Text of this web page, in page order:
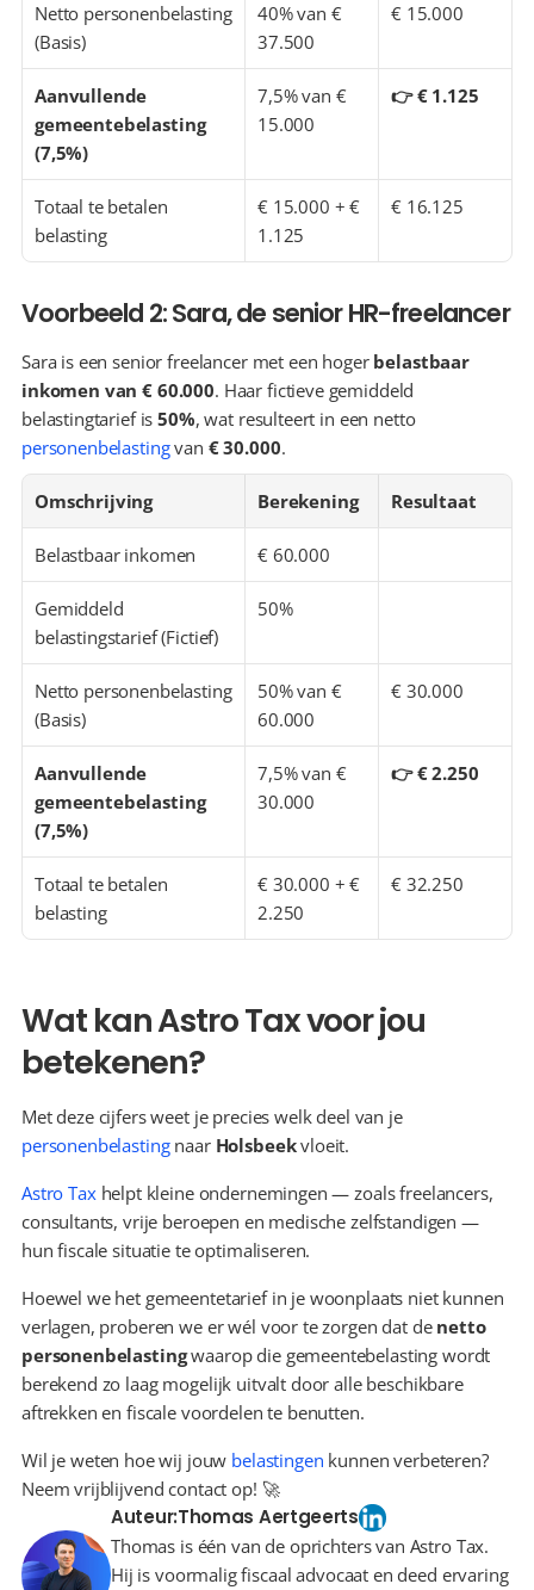
Netto personenbelasting
(Basis)
40% van €
37.500
€ 15.000
Aanvullende
gemeentebelasting
(7,5%)
7,5% van €
15.000
👉 € 1.125
Totaal te betalen
belasting
€ 15.000 + €
1.125
€ 16.125
Voorbeeld 2: Sara, de senior HR-freelancer
Sara is een senior freelancer met een hoger belastbaar
inkomen van € 60.000. Haar fictieve gemiddeld
belastingtarief is 50%
, wat resulteert in een netto
personenbelasting van € 30.000.
Omschrijving Berekening Resultaat
Belastbaar inkomen € 60.000
Gemiddeld
belastingstarief (Fictief)
50%
Netto personenbelasting
(Basis)
50% van €
60.000
€ 30.000
Aanvullende
gemeentebelasting
(7,5%)
7,5% van €
30.000
👉 € 2.250
Totaal te betalen
belasting
€ 30.000 + €
2.250
€ 32.250
Wat kan Astro Tax voor jou
betekenen?
Met deze cijfers weet je precies welk deel van je
personenbelasting naar Holsbeek vloeit.
Astro Tax helpt kleine ondernemingen — zoals freelancers,
consultants, vrije beroepen en medische zelfstandigen —
hun fiscale situatie te optimaliseren.
Hoewel we het gemeentetarief in je woonplaats niet kunnen
verlagen, proberen we er wél voor te zorgen dat de netto
personenbelasting waarop die gemeentebelasting wordt
berekend zo laag mogelijk uitvalt door alle beschikbare
aftrekken en fiscale voordelen te benutten.
Wil je weten hoe wij jouw belastingen kunnen verbeteren?
Neem vrijblijvend contact op! 🚀
Auteur:Thomas Aertgeerts
Thomas is één van de oprichters van Astro Tax.
Hij is voormalig fiscaal advocaat en deed ervaring